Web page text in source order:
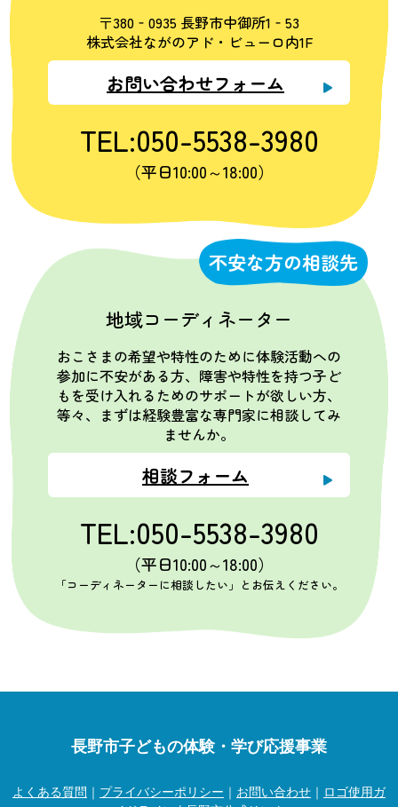
〒380‐0935 長野市中御所1‐53
株式会社ながのアド・ビューロ内1F
お問い合わせフォーム
TEL:050-5538-3980
（平日10:00～18:00）
不安な方の相談先
地域コーディネーター
おこさまの希望や特性のために体験活動への
参加に不安がある方、障害や特性を持つ子ど
もを受け入れるためのサポートが欲しい方、
等々、まずは経験豊富な専門家に相談してみ
ませんか。
相談フォーム
TEL:050-5538-3980
（平日10:00～18:00）
「コーディネーターに相談したい」とお伝えください。
長野市子どもの体験・学び応援事業
よくある質問 ｜ プライバシーポリシー ｜ お問い合わせ ｜ ロゴ使用ガ